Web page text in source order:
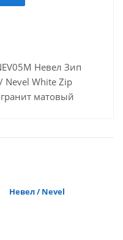
Невел Зип
Nevel White Zip
матовый
Невел / Nevel